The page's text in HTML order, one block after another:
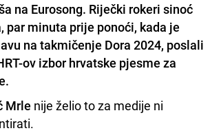
na Eurosong. Riječki rokeri sinoć
par minuta prije ponoći, kada je
na takmičenje Dora 2024, poslali
ov izbor hrvatske pjesme za
Mrle nije želio to za medije ni